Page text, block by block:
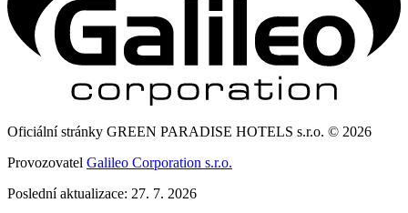
Oficiální stránky GREEN PARADISE HOTELS s.r.o. © 2026
Provozovatel Galileo Corporation s.r.o.
Poslední aktualizace: 27. 7. 2026